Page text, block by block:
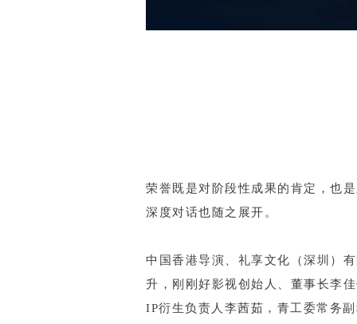
荣誉既是对阶段性成果的肯定，也
深度对话也随之展开。
中国香港导演、礼享文化（深圳）
升，刚刚好影视创始人、董事长李
IP衍生负责人李茜茹，青工委常务